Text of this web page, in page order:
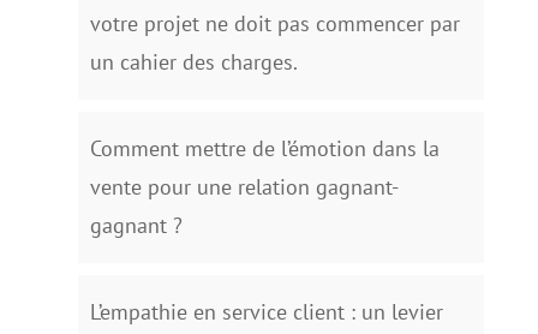
votre projet ne doit pas commencer par
un cahier des charges.
Comment mettre de l’émotion dans la
vente pour une relation gagnant-
gagnant ?
L’empathie en service client : un levier